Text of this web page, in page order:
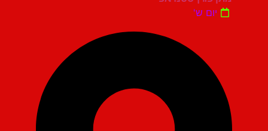
יום ש'